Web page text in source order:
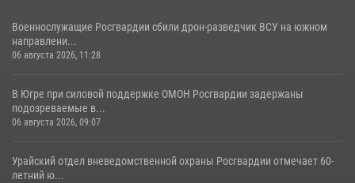
Военнослужащие Росгвардии сбили дрон-разведчик ВСУ на южном
направлени...
06 августа 2026, 11:28
В Югре при силовой поддержке ОМОН Росгвардии задержаны
подозреваемые в...
06 августа 2026, 09:07
Урайский отдел вневедомственной охраны Росгвардии отмечает 60-
летний ю...